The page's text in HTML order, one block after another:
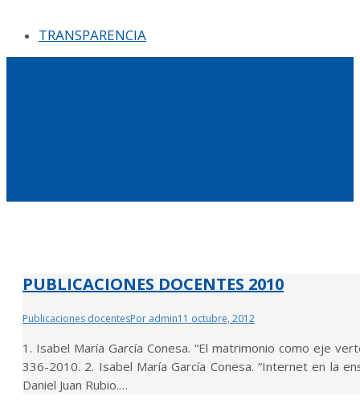
TRANSPARENCIA
PUBLICACIONES DOCENTES 2010
Publicaciones docentesPor admin11 octubre, 2012
1. Isabel María García Conesa. “El matrimonio como eje
336-2010. 2. Isabel María García Conesa. “Internet en la
Daniel Juan Rubio.…